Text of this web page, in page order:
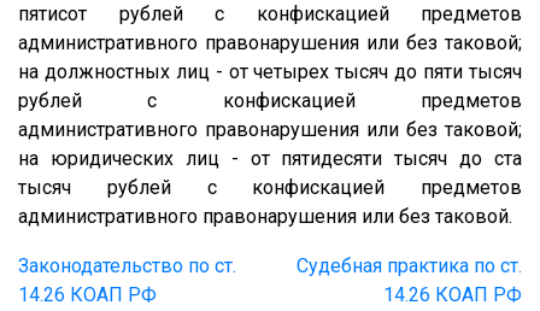
пятисот рублей с конфискацией предметов
административного правонарушения или без таковой;
на должностных лиц - от четырех тысяч до пяти тысяч
рублей с конфискацией предметов
административного правонарушения или без таковой;
на юридических лиц - от пятидесяти тысяч до ста
тысяч рублей с конфискацией предметов
административного правонарушения или без таковой.
Законодательство по ст.
14.26 КОАП РФ
Судебная практика по ст.
14.26 КОАП РФ